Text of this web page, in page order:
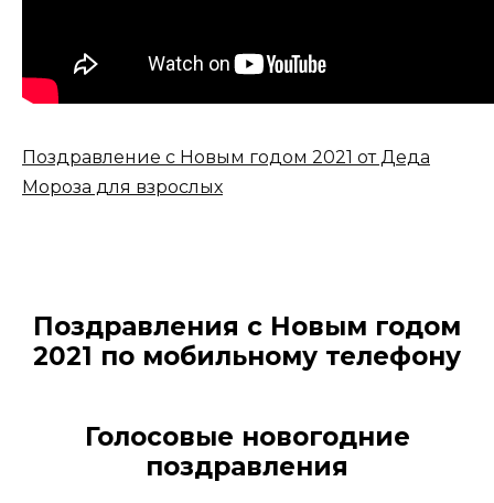
Поздравление с Новым годом 2021 от Деда
Мороза для взрослых
Поздравления с Новым годом
2021 по мобильному телефону
Голосовые новогодние
поздравления